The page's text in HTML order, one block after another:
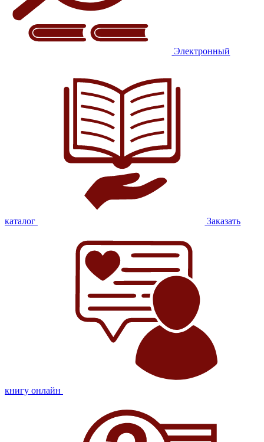
Электронный
каталог Заказать
книгу онлайн